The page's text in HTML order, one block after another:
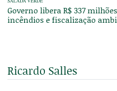
Governo libera R$ 337
incêndios e fiscalização
Ricardo Salles